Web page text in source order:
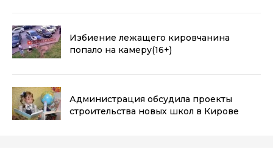
Избиение лежащего кировчанина
попало на камеру(16+)
Администрация обсудила проекты
строительства новых школ в Кирове